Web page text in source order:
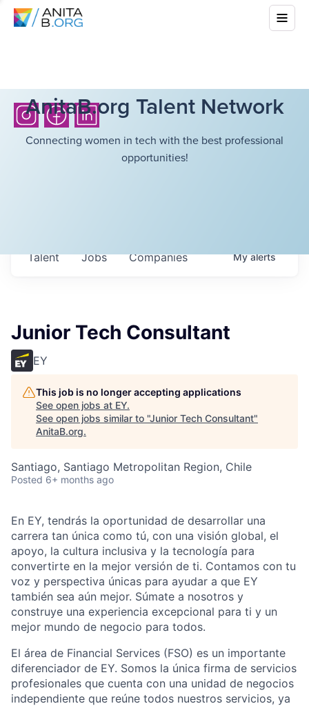
AnitaB.org Talent Network
Connecting women in tech with the best professional
opportunities!
Jobs Companies
Talent Myalerts
Junior Tech Consultant
EY
This job is no longer accepting applications
See open jobs at EY.
See open jobs similar to "Junior Tech Consultant"
AnitaB.org.
Santiago, Santiago Metropolitan Region, Chile
Posted 6+ months ago
En EY, tendrás la oportunidad de desarrollar una
carrera tan única como tú, con una visión global, el
apoyo, la cultura inclusiva y la tecnología para
convertirte en la mejor versión de ti. Contamos con tu
voz y perspectiva únicas para ayudar a que EY
también sea aún mejor. Súmate a nosotros y
construye una experiencia excepcional para ti y un
mejor mundo de negocio para todos.
El área de Financial Services (FSO) es un importante
diferenciador de EY. Somos la única firma de servicios
profesionales que cuenta con una unidad de negocios
independiente que reúne todos nuestros servicios, ya